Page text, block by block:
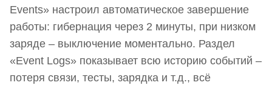
Events» настроил автоматическое завершение
работы: гибернация через 2 минуты, при низком
заряде – выключение моментально. Раздел
«Event Logs» показывает всю историю событий –
потеря связи, тесты, зарядка и т.д., всё